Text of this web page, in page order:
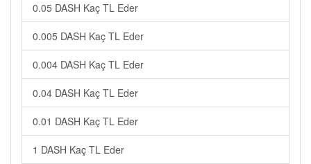
0.05 DASH Kaç TL Eder
0.005 DASH Kaç TL Eder
0.004 DASH Kaç TL Eder
0.04 DASH Kaç TL Eder
0.01 DASH Kaç TL Eder
1 DASH Kaç TL Eder